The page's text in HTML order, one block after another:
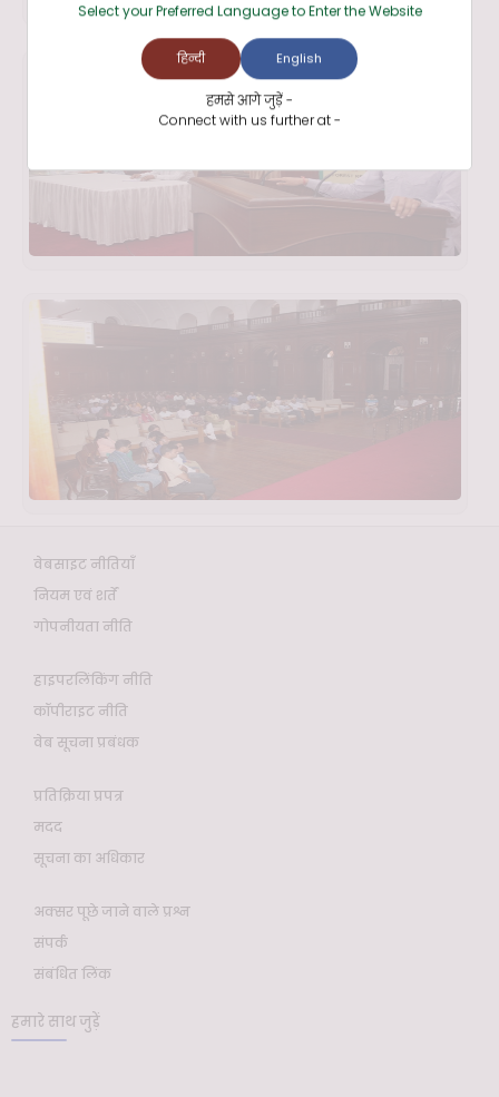
वेबसाइट नीतियाँ
नियम एवं शर्तें
गोपनीयता नीति
हाइपरलिंकिंग नीति
कॉपीराइट नीति
वेब सूचना प्रबंधक
प्रतिक्रिया प्रपत्र
मदद
सूचना का अधिकार
अक्सर पूछे जाने वाले प्रश्न
संपर्क
संबंधित लिंक
हमारे साथ जुड़ें
Select your Preferred Language to Enter the Website
हिन्दी English
हमसे आगे जुड़ें -
Connect with us further at -